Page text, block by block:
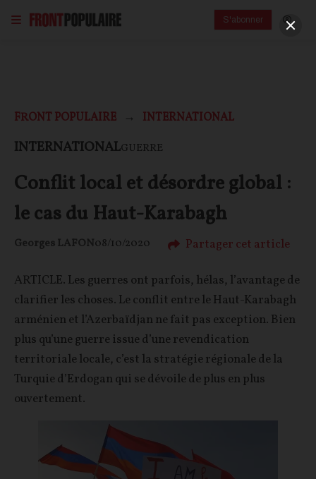
S'abonner
FRONT POPULAIRE INTERNATIONAL
INTERNATIONALGUERRE
Conflit local et désordre global :
le cas du Haut-Karabagh
Georges LAFON08/10/2020 Partager cet article
ARTICLE. Les guerres ont parfois, hélas, l’avantage de
clarifier les choses. Le conflit entre le Haut-Karabagh
arménien et l’Azerbaïdjan ne fait pas exception. Bien
plus qu’une guerre issue d’une revendication
territoriale locale, c’est la stratégie régionale de la
Turquie d’Erdogan qui se dévoile de plus en plus
ouvertement.